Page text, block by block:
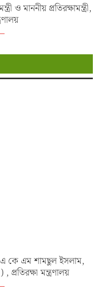
ও মাননীয় প্রতিরক্ষামন্ত্রী,
কে এম শামছুল ইসলাম,
, প্রতিরক্ষা মন্ত্রণালয়